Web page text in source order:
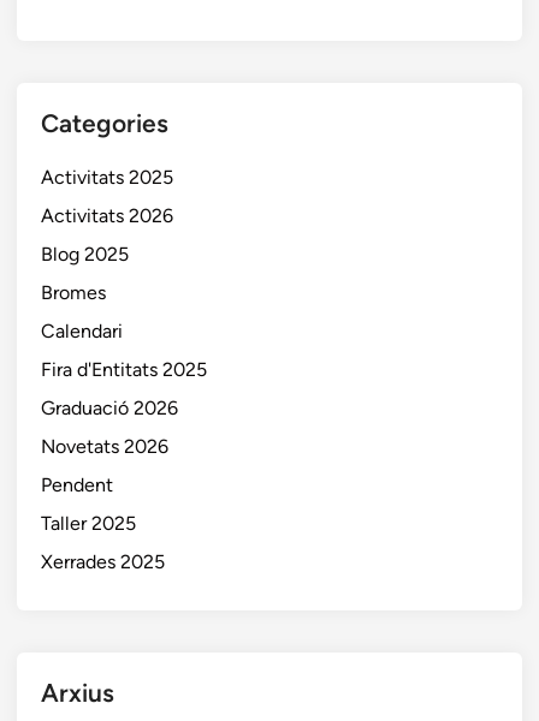
Categories
Activitats 2025
Activitats 2026
Blog 2025
Bromes
Calendari
Fira d'Entitats 2025
Graduació 2026
Novetats 2026
Pendent
Taller 2025
Xerrades 2025
Arxius